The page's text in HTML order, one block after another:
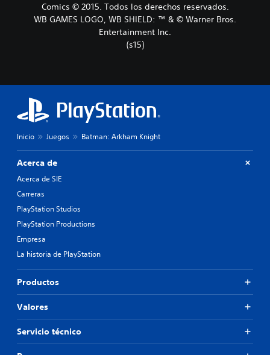
Comics © 2015. Todos los derechos reservados.
WB GAMES LOGO, WB SHIELD: ™ & © Warner Bros.
Entertainment Inc.
(s15)
Inicio Juegos Batman: Arkham Knight
Acerca de
Acerca de SIE
Carreras
PlayStation Studios
PlayStation Productions
Empresa
La historia de PlayStation
Productos
Valores
Servicio técnico